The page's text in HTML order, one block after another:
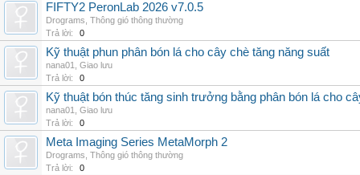
FIFTY2 PeronLab 2026 v7.0.5
Drograms Thông gió thông thường
Trả lời:
0
Kỹ thuật phun phân bón lá cho cây chè tăng năng suất
nana01
Giao lưu
Trả lời:
0
Kỹ thuật bón thúc tăng sinh trưởng bằng phân bón lá cho
nana01
Giao lưu
Trả lời:
0
Meta Imaging Series MetaMorph 2
Drograms Thông gió thông thường
Trả lời:
0